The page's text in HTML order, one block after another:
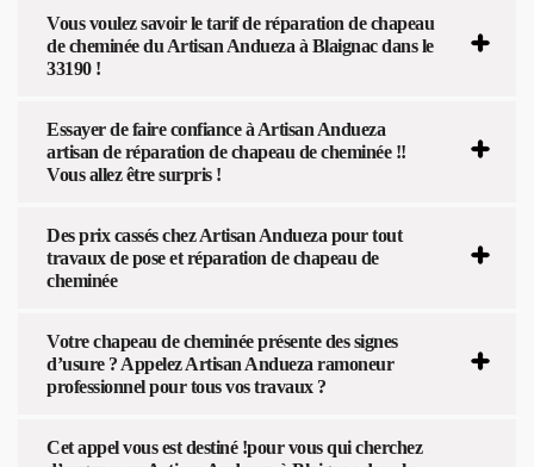
Vous voulez savoir le tarif de réparation de chapeau
de cheminée du Artisan Andueza à Blaignac dans le
33190 !
Essayer de faire confiance à Artisan Andueza
artisan de réparation de chapeau de cheminée !!
Vous allez être surpris !
Des prix cassés chez Artisan Andueza pour tout
travaux de pose et réparation de chapeau de
cheminée
Votre chapeau de cheminée présente des signes
d’usure ? Appelez Artisan Andueza ramoneur
professionnel pour tous vos travaux ?
Cet appel vous est destiné !pour vous qui cherchez